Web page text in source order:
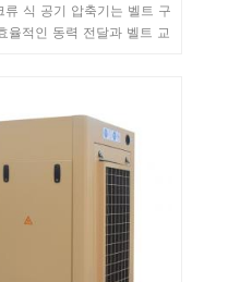
식 공기 압축기는 벨트 구
율적인 동력 전달과 벨트 교